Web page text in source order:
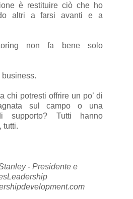
è restituire ciò che ho
altri a farsi avanti e a
non fa bene solo
business.
chi potresti offrire un po’ di
sul campo o una
supporto? Tutti hanno
tutti.
- Presidente e